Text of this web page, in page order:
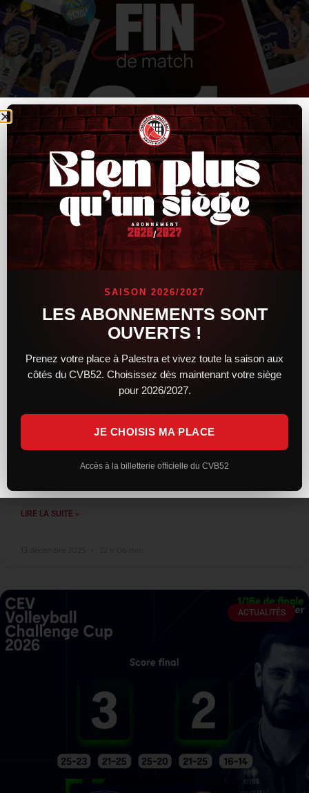
Une résistance courageuse, mais
Face au leader montpelliérain, le CVB52 a livré une prestation
sérieuse et engagée. Solides dès l’entame, les Chaumontais ont
su concrétiser leur bon début de match en remportant le
LIRE LA SUITE »
ACTUALITÉS
SAISON 2026/2027
LES ABONNEMENTS SONT
OUVERTS !
Prenez votre place à Palestra et vivez toute la saison aux
côtés du CVB52. Choisissez dès maintenant votre siège
pour 2026/2027.
JE CHOISIS MA PLACE
Accès à la billetterie officielle du CVB52